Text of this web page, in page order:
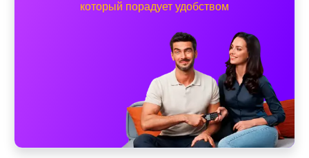
который порадует удобством